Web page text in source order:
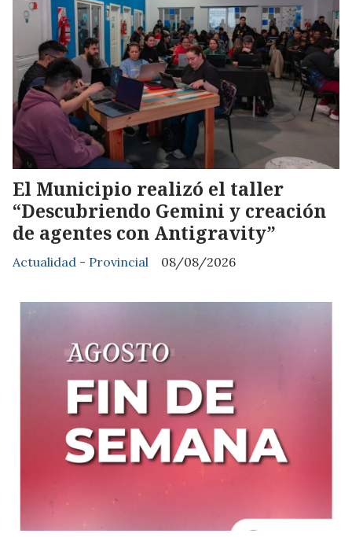
El Municipio realizó el taller
“Descubriendo Gemini y creación
de agentes con Antigravity”
Actualidad - Provincial 08/08/2026